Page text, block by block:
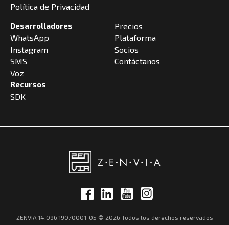
Política de Privacidad
Desarrolladores
WhatsApp
Instagram
SMS
Voz
Recursos
SDK
Precios
Plataforma
Socios
Contáctanos
ZENVIA 14.096.190/0001-05 © 2026 Todos los derechos reservados